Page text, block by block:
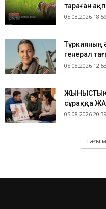
тараған
05.08.2026 18:59
Түркияның
генерал
05.08.2026 12:53
ЖЫНЫСТЫҚ
сұраққа
05.08.2026 20:39
Тағы